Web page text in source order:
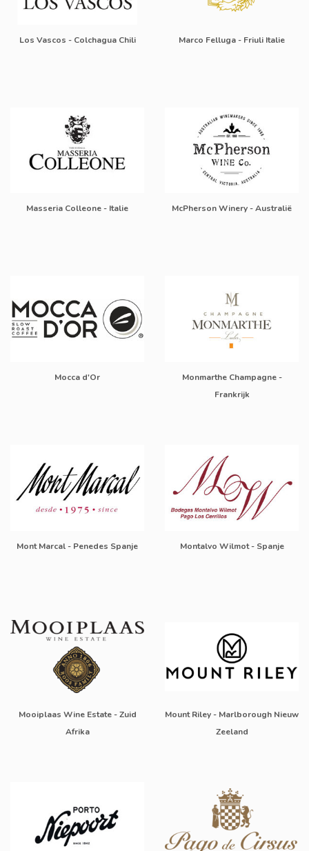
Los Vascos - Colchagua Chili Marco Felluga - Friuli Italie
Masseria Colleone - Italie McPherson Winery - Australië
Mocca d'Or
Monmarthe Champagne -
Frankrijk
Mont Marcal - Penedes Spanje Montalvo Wilmot - Spanje
Mooiplaas Wine Estate - Zuid
Afrika
Mount Riley - Marlborough Nieuw
Zeeland